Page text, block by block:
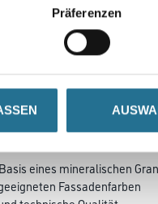
Präferenzen
eines mineralischen
Fassadenfarben